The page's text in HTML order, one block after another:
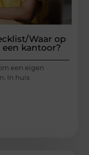
Waar op
kantoor?
een eigen
In huis